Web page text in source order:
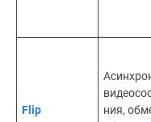
Flip
ния,